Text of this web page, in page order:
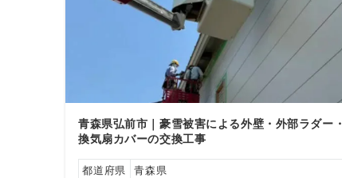
青森県弘前市｜豪雪被害による外壁・外部ラダー・
換気扇カバーの交換工事
都道府県
青森県